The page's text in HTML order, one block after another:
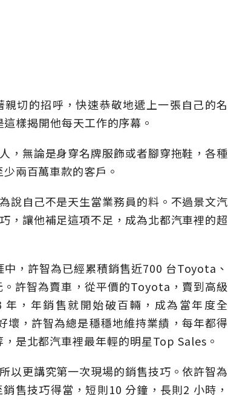
切的招呼，快速恭敬地遞上一張自己的名
樣揭開他每天工作的序幕。
，無論是身穿名牌服飾或者腳穿拖鞋，各種
兩百萬車款的客戶。
說自己不是天生當業務員的料。不過景文汽
，讓他補足這項不足，成為北都汽車裡的超
，許智為已經累積銷售近700 台Toyota、
許智為賣車，從平價的Toyota，賣到高級
，年銷售就開始破百輛，成為當年度全
，許智為總是穩穩地維持業績，每年都得
是北都汽車裡最年輕的明星Top Sales。
以更講究第一次現場的銷售技巧。依許智為
售技巧得當，短則10 分鐘，長則2 小時，